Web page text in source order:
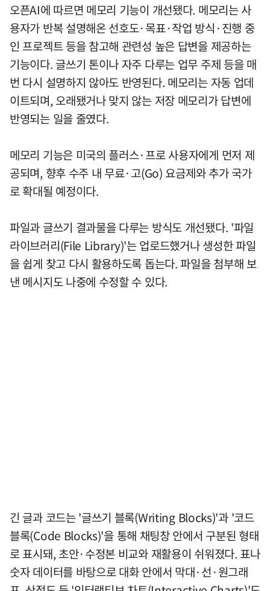
오픈AI에 따르면 메모리 기능이 개선됐다. 메모리는 사
용자가 반복 설명해온 선호도·목표·작업 방식·진행 중
인 프로젝트 등을 참고해 관련성 높은 답변을 제공하는
기능이다. 글쓰기 톤이나 자주 다루는 업무 주제 등을 매
번 다시 설명하지 않아도 반영된다. 메모리는 자동 업데
이트되며, 오래됐거나 맞지 않는 저장 메모리가 답변에
반영되는 일을 줄였다.
메모리 기능은 미국의 플러스·프로 사용자에게 먼저 제
공되며, 향후 수주 내 무료·고(Go) 요금제와 추가 국가
로 확대될 예정이다.
파일과 글쓰기 결과물을 다루는 방식도 개선됐다. '파일
라이브러리(File Library)'는 업로드했거나 생성한 파일
을 쉽게 찾고 다시 활용하도록 돕는다. 파일을 첨부해 보
낸 메시지도 나중에 수정할 수 있다.
긴 글과 코드는 '글쓰기 블록(Writing Blocks)'과 '코드
블록(Code Blocks)'을 통해 채팅창 안에서 구분된 형태
로 표시돼, 초안·수정본 비교와 재활용이 쉬워졌다. 표나
숫자 데이터를 바탕으로 대화 안에서 막대·선·원그래